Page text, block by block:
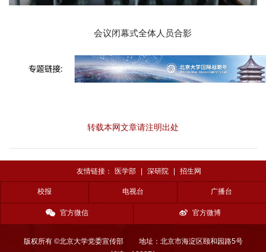
会议闭幕式全体人员合影
转载本网文章请注明出处
友情链接： 医学部 | 深研院 | 招生网
校报 电视台 广播台
官方微信 官方微博
版权所有 ©北京大学党委宣传部
地址：北京市海淀区颐和园路5号